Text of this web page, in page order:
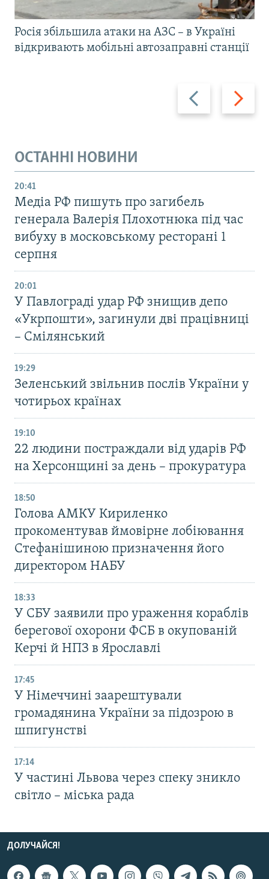
Назад Вперед
Росія збільшила атаки на АЗС – в Україні
відкривають мобільні автозаправні станції
ОСТАННІ НОВИНИ
20:41
Медіа РФ пишуть про загибель
генерала Валерія Плохотнюка під час
вибуху в московському ресторані 1
серпня
20:01
У Павлограді удар РФ знищив депо
«Укрпошти», загинули дві працівниці
– Смілянський
19:29
Зеленський звільнив послів України у
чотирьох країнах
19:10
22 людини постраждали від ударів РФ
на Херсонщині за день – прокуратура
18:50
Голова АМКУ Кириленко
прокоментував ймовірне лобіювання
Стефанішиною призначення його
директором НАБУ
18:33
У СБУ заявили про ураження кораблів
берегової охорони ФСБ в окупованій
Керчі й НПЗ в Ярославлі
17:45
У Німеччині заарештували
громадянина України за підозрою в
шпигунстві
17:14
У частині Львова через спеку зникло
світло – міська рада
ДОЛУЧАЙСЯ!